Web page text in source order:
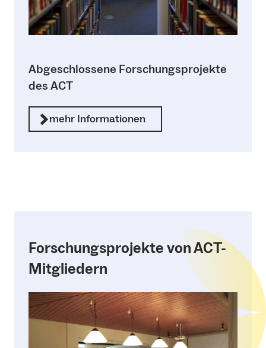
Abgeschlossene Forschungsprojekte
des ACT
mehr Informationen
Forschungsprojekte von ACT-
Mitgliedern